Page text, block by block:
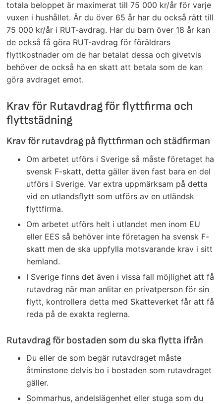
totala beloppet är maximerat till 75 000 kr/år för varje
vuxen i hushållet. Är du över 65 år har du också rätt till
75 000 kr/år i RUT-avdrag. Har du barn över 18 år kan
de också få göra RUT-avdrag för föräldrars
flyttkostnader om de har betalat dessa och givetvis
behöver de också ha en skatt att betala som de kan
göra avdraget emot.
Krav för Rutavdrag för flyttfirma och
flyttstädning
Krav för rutavdrag på flyttfirman och städfirman
Om arbetet utförs i Sverige så måste företaget ha
svensk F-skatt, detta gäller även fast bara en del
utförs i Sverige. Var extra uppmärksam på detta
vid en utlandsflytt som utförs av en utländsk
flyttfirma.
Om arbetet utförs helt i utlandet men inom EU
eller EES så behöver inte företagen ha svensk F-
skatt men de ska uppfylla motsvarande krav i sitt
hemland.
I Sverige finns det även i vissa fall möjlighet att få
rutavdrag när man anlitar en privatperson för sin
flytt, kontrollera detta med Skatteverket får att få
reda på de exakta reglerna.
Rutavdrag för bostaden som du ska flytta ifrån
Du eller de som begär rutavdraget måste
åtminstone delvis bo i bostaden som rutavdraget
gäller.
Sommarhus, andelslägenhet eller stuga som du